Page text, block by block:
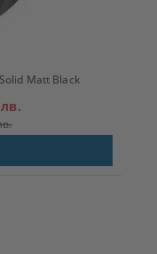
Matt Black